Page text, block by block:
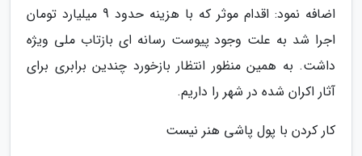
اضافه نمود: اقدام موثر که با هزینه حدود 9 میلیارد تومان
اجرا شد به علت وجود پیوست رسانه ای بازتاب ملی ویژه
داشت. به همین منظور انتظار بازخورد چندین برابری برای
آثار اکران شده در شهر را داریم.
کار کردن با پول پاشی هنر نیست